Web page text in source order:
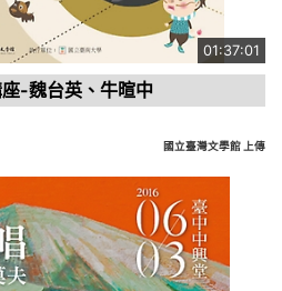
01:37:01
-魏台英、牛暄中
國立臺灣文學館 上傳